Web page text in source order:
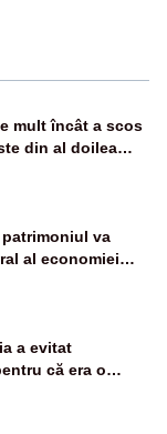
mult încât a scos
din al doilea
patrimoniul va
al economiei
a evitat
că era o
și fondurile de